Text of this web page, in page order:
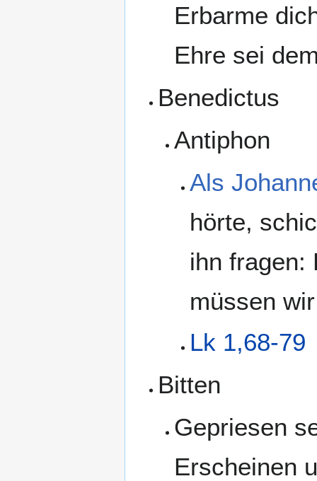
Erbarme
Ehre sei
Benedictus
Antiphon
Als
hörte,
ihn fragen:
müssen
Lk 1,68-79
Bitten
Gepriesen
Erscheinen